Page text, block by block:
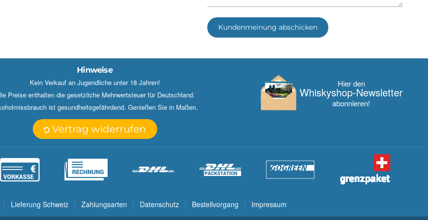
Kundenmeinung abschicken
Hinweise
Kein Verkauf an Jugendliche unter 18 Jahren!
Preise enthalten die gesetzliche Mehrwertsteuer für Deutschland.
ist gesundheitsgefährdend. Genießen Sie in Maßen.
Hier den
Whisky­shop-Newsletter
abonnieren!
Vertrag widerrufen
Lieferung Schweiz Zahlungsarten Datenschutz Bestellvorgang Impressum